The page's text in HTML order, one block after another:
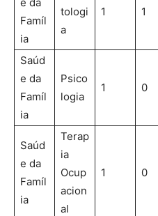
Famíl
ia
tologi
a
1 1
Saúd
e da
Famíl
ia
Psico
logia
1 0
Saúd
e da
Famíl
ia
Terap
ia
Ocup
acion
al
1 0